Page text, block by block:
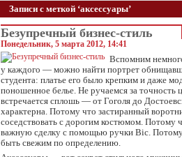
Записи с меткой ‘аксессуары’
Безупречный бизнес-стиль
Понедельник, 5 марта 2012, 14:41
Вспомним
у каждого — можно найти портрет
студента: платье его было крепким и даже
поношенное белье. Не ручаемся за точность
встречается сплошь — от Гоголя до
характерна. Потому что застиранный
соседствовать с дорогим костюмом. Потому
важную сделку с помощью ручки Bic.
быть свежим по определению.